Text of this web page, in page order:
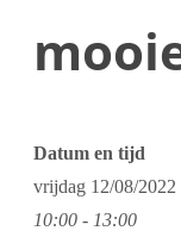
Datum en tijd
vrijdag 12/08/2022
10:00 - 13:00